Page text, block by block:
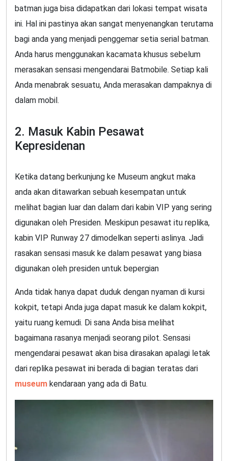
batman juga bisa didapatkan dari lokasi tempat wisata
ini. Hal ini pastinya akan sangat menyenangkan terutama
bagi anda yang menjadi penggemar setia serial batman.
Anda harus menggunakan kacamata khusus sebelum
merasakan sensasi mengendarai Batmobile. Setiap kali
Anda menabrak sesuatu, Anda merasakan dampaknya di
dalam mobil.
2. Masuk Kabin Pesawat
Kepresidenan
Ketika datang berkunjung ke Museum angkut maka
anda akan ditawarkan sebuah kesempatan untuk
melihat bagian luar dan dalam dari kabin VIP yang sering
digunakan oleh Presiden. Meskipun pesawat itu replika,
kabin VIP Runway 27 dimodelkan seperti aslinya. Jadi
rasakan sensasi masuk ke dalam pesawat yang biasa
digunakan oleh presiden untuk bepergian
Anda tidak hanya dapat duduk dengan nyaman di kursi
kokpit, tetapi Anda juga dapat masuk ke dalam kokpit,
yaitu ruang kemudi. Di sana Anda bisa melihat
bagaimana rasanya menjadi seorang pilot. Sensasi
mengendarai pesawat akan bisa dirasakan apalagi letak
dari replika pesawat ini berada di bagian teratas dari
museum kendaraan yang ada di Batu.